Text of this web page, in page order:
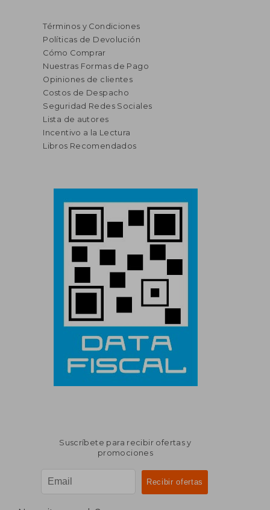
Términos y Condiciones
Políticas de Devolución
Cómo Comprar
Nuestras Formas de Pago
Opiniones de clientes
Costos de Despacho
Seguridad Redes Sociales
Lista de autores
Incentivo a la Lectura
Libros Recomendados
Suscríbete para recibir ofertas y
promociones